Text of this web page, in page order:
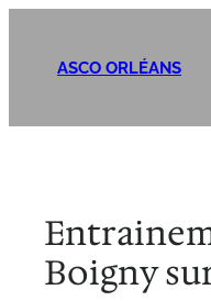
contenuASCO ORLÉANS
Boigny